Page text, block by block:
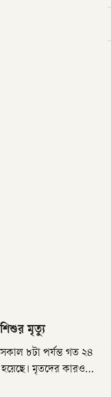
মৃত্যু
৮টা পর্যন্ত গত ২৪
মৃতদের কারও